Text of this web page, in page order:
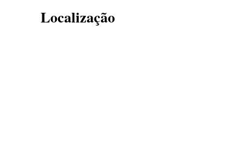
Localização